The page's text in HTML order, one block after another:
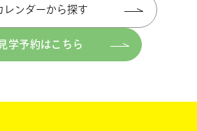
レンダーから探す
学予約はこちら